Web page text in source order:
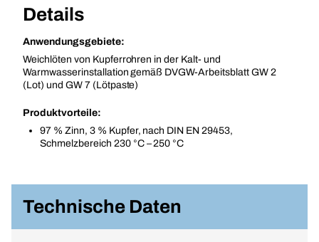
Details
Anwendungsgebiete:
Weichlöten von Kupferrohren in der Kalt- und
Warmwasserinstallation gemäß DVGW-Arbeitsblatt GW 2
(Lot) und GW 7 (Lötpaste)
Produktvorteile:
97 % Zinn, 3 % Kupfer, nach DIN EN 29453,
Schmelzbereich 230 °C – 250 °C
Technische Daten